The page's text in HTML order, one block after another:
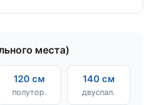
места)
120 см
полутор.
140 см
двуспал.